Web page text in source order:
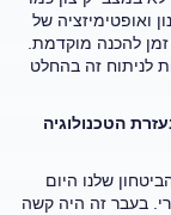
ואופטימיזציה של
להכנה מוקדמת.
לניתוח זה בהחלט
הטכנולוגיה
שלנו היום
בעבר זה היה קשה